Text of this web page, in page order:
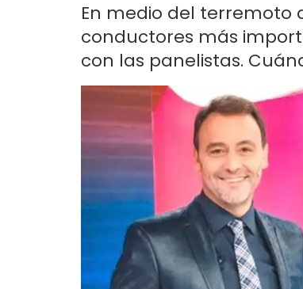
En medio del terremoto
conductores más
con las panelistas.